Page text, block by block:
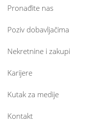
Pronađite nas
Poziv dobavljačima
Nekretnine i zakupi
Karijere
Kutak za medije
Kontakt